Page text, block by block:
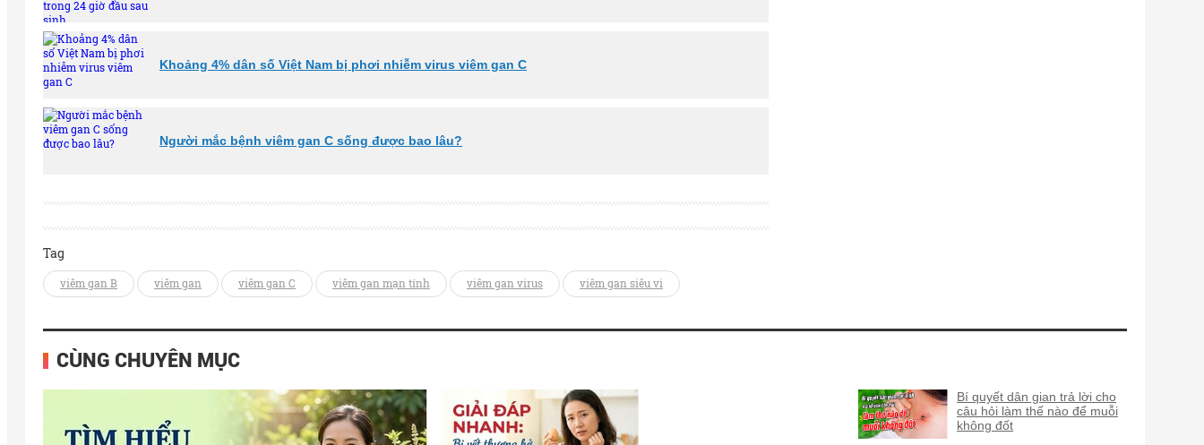
Khoảng 4% dân số Việt Nam bị phơi nhiễm virus viêm gan C
Người mắc bệnh viêm gan C sống được bao lâu?
Tag
viêm gan B viêm gan viêm gan C viêm gan mạn tính viêm gan virus viêm gan siêu vi
CÙNG CHUYÊN MỤC
Bí quyết dân gian trả lời cho
câu hỏi làm thế nào để muỗi
không đốt